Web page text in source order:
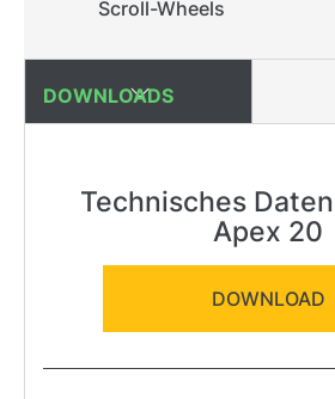
Scroll-Wheels
DOWNLOADS
Technisches
Apex 20
DOWNLOAD